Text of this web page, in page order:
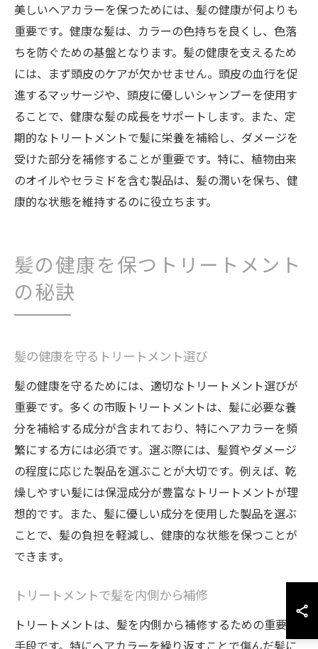
美しいヘアカラーを保つためには、髪の健康が何よりも
重要です。健康な髪は、カラーの色持ちを良くし、色落
ちを防ぐための基盤となります。髪の健康を支えるため
には、まず頭皮のケアが欠かせません。頭皮の血行を促
進するマッサージや、頭皮に優しいシャンプーを使用す
ることで、健康な髪の成長をサポートします。また、定
期的なトリートメントで髪に栄養を補給し、ダメージを
受けた部分を補修することが重要です。特に、植物由来
のオイルやセラミドを含む製品は、髪の潤いを保ち、健
康的な状態を維持するのに役立ちます。
髪の健康を保つトリートメント
の秘訣
髪の健康を守るトリートメント選び
髪の健康を守るためには、適切なトリートメント選びが
重要です。多くの市販トリートメントは、髪に必要な養
分を補給する成分が含まれており、特にヘアカラーを頻
繁にする方には必須です。選ぶ際には、髪質やダメージ
の程度に応じた製品を選ぶことが大切です。例えば、乾
燥しやすい髪には保湿成分が豊富なトリートメントが理
想的です。また、髪に優しい成分を使用した製品を選ぶ
ことで、髪の負担を軽減し、健康的な状態を保つことが
できます。
トリートメントで髪を内側から補修
トリートメントは、髪を内側から補修するための重要な
手段です。特にヘアカラーを繰り返すことで傷んだ髪に